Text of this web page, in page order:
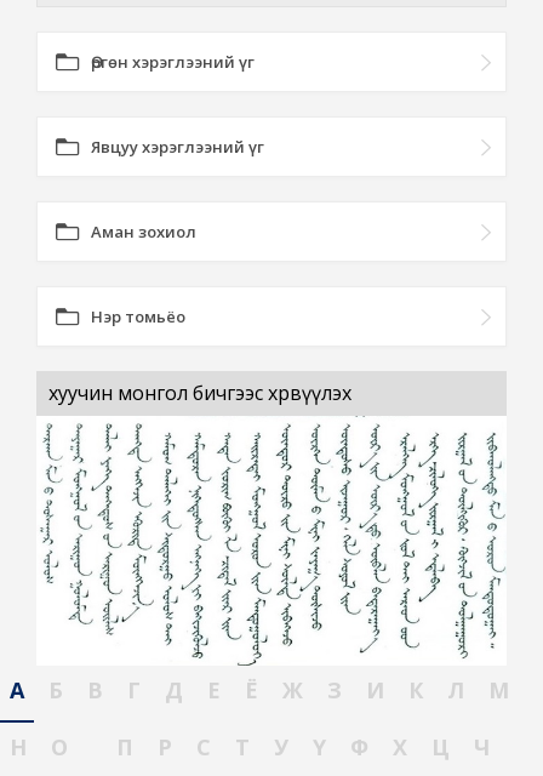
Өргөн хэрэглээний үг
Явцуу хэрэглээний үг
Аман зохиол
Нэр томьёо
хуучин монгол бичгээс хөрвүүлэх
А Б В Г Д Е Ё Ж З И К Л
М
Н
О П Р С Т У Ү Ф Х Ц
Ч